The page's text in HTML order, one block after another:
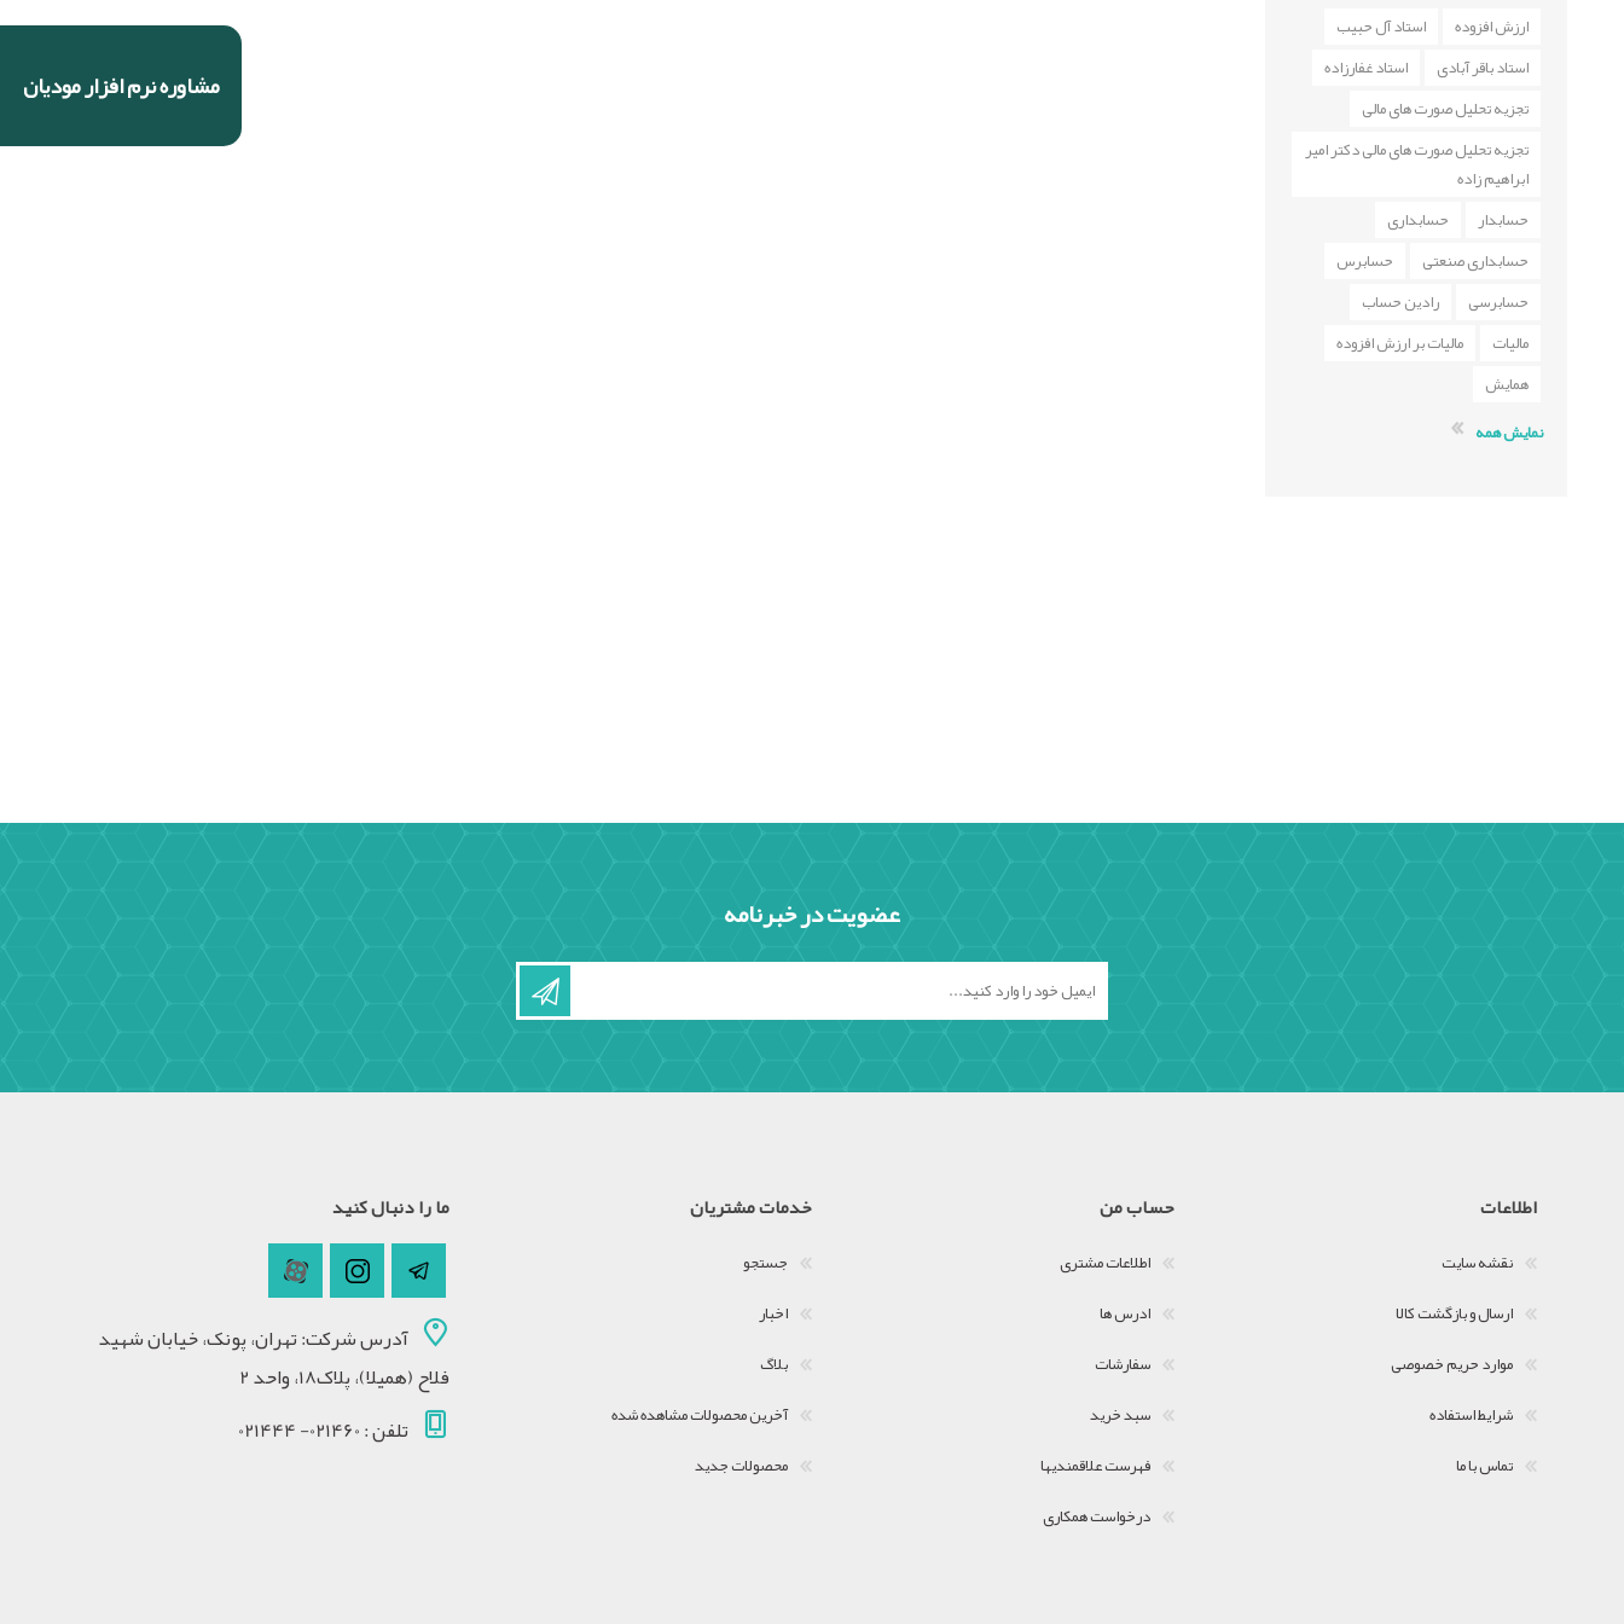
مشاوره نرم افزار مودیان
ارزش افزوده
استاد آل حبیب
استاد باقر آبادی
استاد غفارزاده
تجزیه تحلیل صورت های مالی
تجزیه تحلیل صورت های مالی دکتر امیر
ابراهیم زاده
حسابدار
حسابداری
حسابداری صنعتی
حسابرس
حسابرسی
رادین حساب
مالیات
مالیات بر ارزش افزوده
همایش
نمایش همه
عضویت در خبرنامه
اطلاعات
نقشه سایت
ارسال و بازگشت کالا
موارد حریم خصوصی
شرایط استفاده
تماس با ما
حساب من
اطلاعات مشتری
ادرس ها
سفارشات
سبد خرید
فهرست علاقمندیها
درخواست همکاری
خدمات مشتریان
جستجو
اخبار
بلاگ
آخرین محصولات مشاهده شده
محصولات جدید
ما را دنبال کنید
آدرس شرکت: تهران، پونک، خیابان شهید
فلاح (همیلا)، پلاک18، واحد 2
تلفن : 021460- 021444